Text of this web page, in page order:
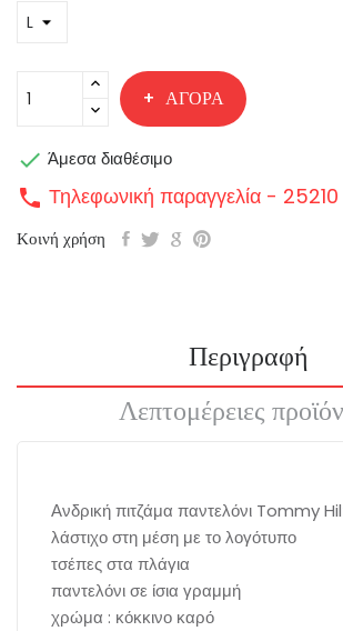
ΑΓΟΡΆ
 Άμεσα διαθέσιμο
call Τηλεφωνική παραγγελία -
Κοινή χρήση
Περιγραφή
Λεπτομέρειες
Ανδρική πιτζάμα παντελόνι Tommy
λάστιχο στη μέση με το λογότυπο
τσέπες στα πλάγια
παντελόνι σε ίσια γραμμή
χρώμα : κόκκινο καρό